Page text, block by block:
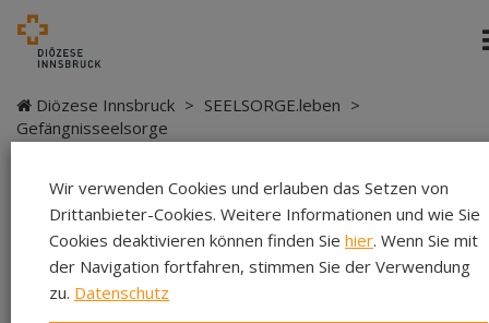
Diözese Innsbruck > SEELSORGE.leben >
Gefängnisseelsorge
Gefängnisseelsorge
“Denkt an die Gefangenen, als wäret ihr mitgefangen.“
Hebr 13,3
Wir verwenden Cookies und erlauben das Setzen von
Drittanbieter-Cookies. Weitere Informationen und wie Sie
Cookies deaktivieren können finden Sie hier. Wenn Sie mit
der Navigation fortfahren, stimmen Sie der Verwendung
zu. Datenschutz